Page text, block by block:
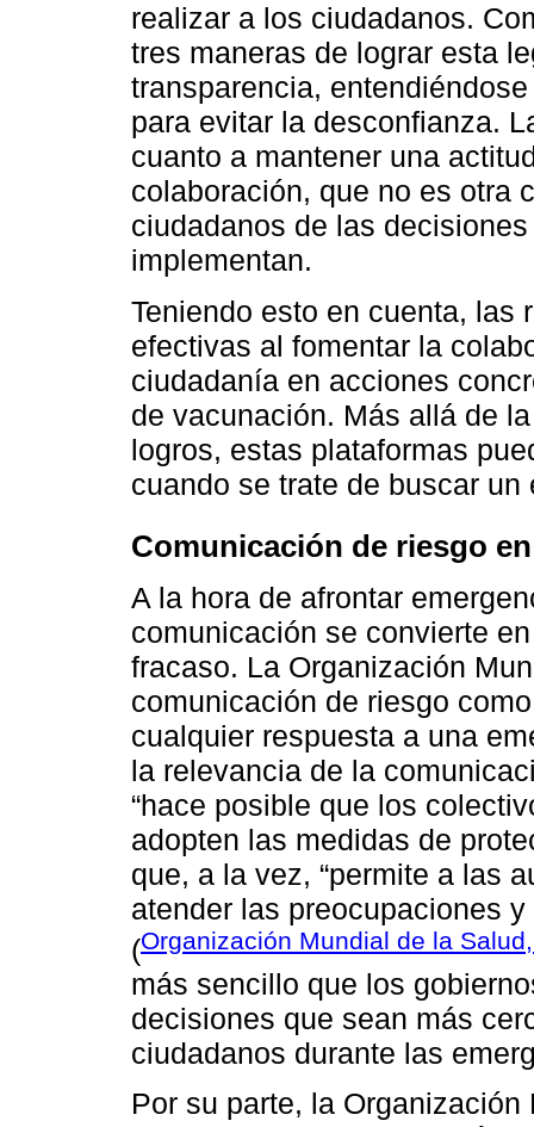
realizar a los ciudadanos.
tres maneras de lograr esta
transparencia,
para evitar la desconfianza.
cuanto a mantener una
colaboración, que no es otra
ciudadanos de las
implementan.
Teniendo esto en cuenta, las
efectivas al fomentar la
ciudadanía en acciones
de vacunación. Más allá de
logros, estas plataformas
cuando se trate de buscar
Comunicación de riesgo
A la hora de afrontar
comunicación se convierte
fracaso. La Organización
comunicación de riesgo
cualquier respuesta a una
la relevancia de la
“hace posible que los
adopten las medidas de
que, a la vez, “permite a las
atender las preocupaciones
(Organización Mundial de la
más sencillo que los
decisiones que sean más
ciudadanos durante las
Por su parte, la